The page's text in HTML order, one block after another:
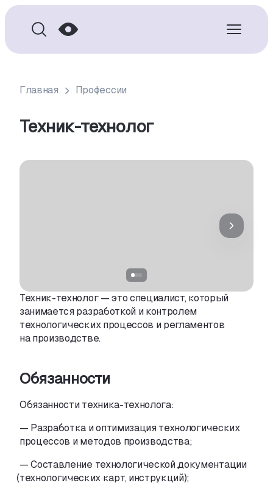
Главная Профессии
Техник-технолог
Техник-технолог— это специалист, который
занимается разработкой и контролем
технологических процессов и регламентов
на производстве.
Обязанности
Обязанности техника-технолога:
— Разработка и оптимизация технологических
процессов и методов производства;
— Составление технологической документации
(технологических карт, инструкций);